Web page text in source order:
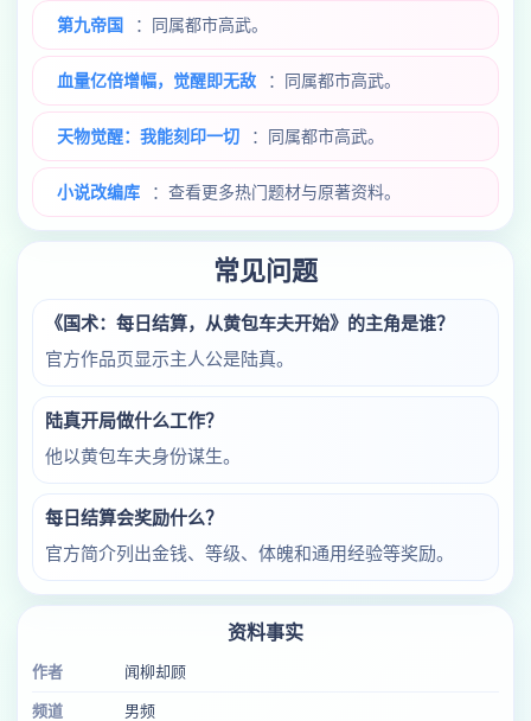
第九帝国 ：同属都市高武。
血量亿倍增幅，觉醒即无敌 ：同属都市高武。
天物觉醒：我能刻印一切 ：同属都市高武。
小说改编库 ：查看更多热门题材与原著资料。
常见问题
《国术：每日结算，从黄包车夫开始》的主角是谁？
官方作品页显示主人公是陆真。
陆真开局做什么工作？
他以黄包车夫身份谋生。
每日结算会奖励什么？
官方简介列出金钱、等级、体魄和通用经验等奖励。
资料事实
作者 闻柳却顾
频道 男频